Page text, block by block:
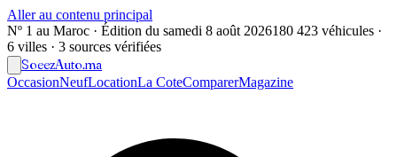
Aller au contenu principal
Nº 1 au Maroc · Édition du samedi 8 août 2026180 423 véhicules ·
6 villes · 3 sources vérifiées
SoeezAuto.ma
OccasionNeufLocationLa CoteComparerMagazine